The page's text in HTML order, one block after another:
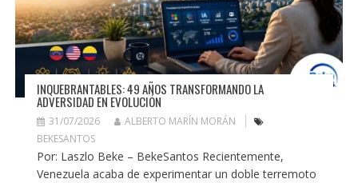
INQUEBRANTABLES: 49 AÑOS TRANSFORMANDO LA
ADVERSIDAD EN EVOLUCIÓN
31/07/2026
ALBERTO MARÍN MORÁN
BEKESANTOS
Por: Laszlo Beke – BekeSantos Recientemente,
Venezuela acaba de experimentar un doble terremoto